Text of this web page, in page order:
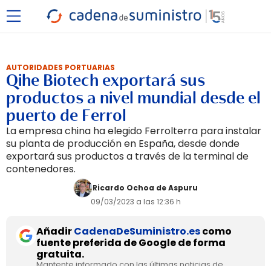
AUTORIDADES PORTUARIAS
Qihe Biotech exportará sus
productos a nivel mundial desde el
puerto de Ferrol
La empresa china ha elegido Ferrolterra para instalar
su planta de producción en España, desde donde
exportará sus productos a través de la terminal de
contenedores.
Ricardo Ochoa de Aspuru
09/03/2023 a las 12:36 h
AñadirCadenaDeSuministro.escomo
fuente preferida de Google de forma
gratuita.